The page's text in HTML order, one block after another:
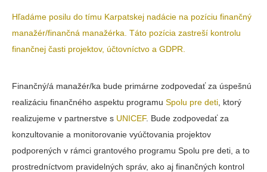
Hľadáme posilu do tímu Karpatskej nadácie na pozíciu finančný
manažér/finančná manažérka. Táto pozícia zastreší kontrolu
finančnej časti projektov, účtovníctvo a GDPR.
Finančný/á manažér/ka bude primárne zodpovedať za úspešnú
realizáciu finančného aspektu programu Spolu pre deti, ktorý
realizujeme v partnerstve s UNICEF. Bude zodpovedať za
konzultovanie a monitorovanie vyúčtovania projektov
podporených v rámci grantového programu Spolu pre deti, a to
prostredníctvom pravidelných správ, ako aj finančných kontrol